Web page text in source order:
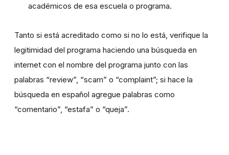
académicos de esa escuela o programa.
Tanto si está acreditado como si no lo está, verifique la
legitimidad del programa haciendo una búsqueda en
internet con el nombre del programa junto con las
palabras “review”, “scam” o “complaint”; si hace la
búsqueda en español agregue palabras como
“comentario”, “estafa” o “queja”.